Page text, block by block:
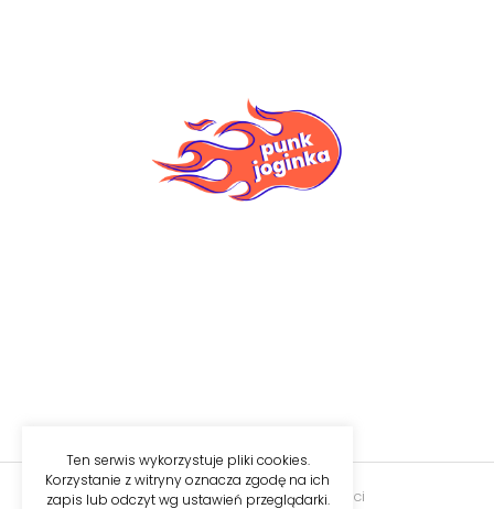
Regulamin|Polityka prywatności
Ten serwis wykorzystuje pliki cookies.
Korzystanie z witryny oznacza zgodę na ich
zapis lub odczyt wg ustawień przeglądarki.